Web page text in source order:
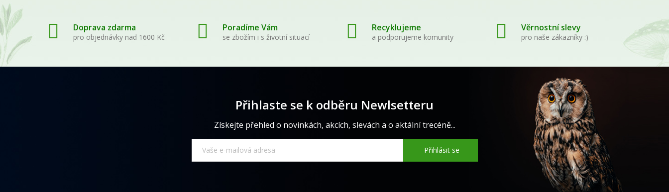
Doprava zdarma
pro objednávky nad 1600 Kč
Poradíme Vám
se zbožím i s životní situací
Recyklujeme
a podporujeme komunity
Věrnostní slevy
pro naše zákazníky :)
Přihlaste se k odběru Newlsetteru
Získejte přehled o novinkách, akcích, slevách a o aktální trecéně...
Přihlásit se